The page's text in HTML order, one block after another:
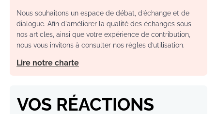
Nous souhaitons un espace de débat, d’échange et de
dialogue. Afin d'améliorer la qualité des échanges sous
nos articles, ainsi que votre expérience de contribution,
nous vous invitons à consulter nos règles d’utilisation.
Lire notre charte
VOS RÉACTIONS